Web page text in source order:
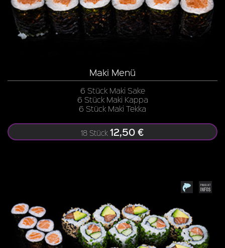
Maki Menü
6 Stück Maki Sake
6 Stück Maki Kappa
6 Stück Maki Tekka
18 Stück 12,50 €